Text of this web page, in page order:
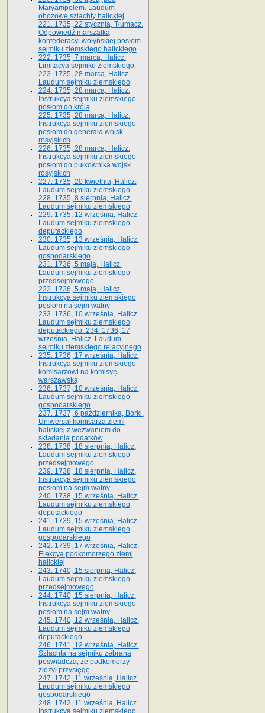
Maryampolem. Laudum
obozowe szlachty halickiej
221. 1735, 22 stycznia, Tłumacz.
Odpowiedź marszałka
konfederacyi wołyńskiej posłom
sejmiku ziemskiego halickiego
222. 1735, 7 marca, Halicz.
Limitacya sejmiku ziemskiego.
223. 1735, 28 marca, Halicz.
Laudum sejmiku ziemskiego
224. 1735, 28 marca, Halicz.
Instrukcya sejmiku ziemskiego
posłom do króla
225. 1735, 28 marca, Halicz.
Instrukcya sejmiku ziemskiego
posłom do generała wojsk
rosyjskich
226. 1735, 28 marca, Halicz.
Instrukcya sejmiku ziemskiego
posłom do pułkownika wojsk
rosyjskich
227. 1735, 20 kwietnia, Halicz.
Laudum sejmiku ziemskiego
228. 1735, 8 sierpnia, Halicz.
Laudum sejmiku ziemskiego
229. 1735, 12 września, Halicz.
Laudum sejmiku ziemskiego
deputackiego
230. 1735, 13 września, Halicz.
Laudum sejmiku ziemskiego
gospodarskiego
231. 1736, 5 maja, Halicz.
Laudum sejmiku ziemskiego
przedsejmowego
232. 1736, 5 maja, Halicz.
Instrukcya sejmiku ziemskiego
posłom na sejm walny
233. 1736, 10 września, Halicz.
Laudum sejmiku ziemskiego
deputackiego. 234. 1736, 17
września, Halicz. Laudum
sejmiku ziemskiego relacyjnego
235. 1736, 17 września, Halicz.
Instrukcya sejmiku ziemskiego
komisarzowi na komisyę
warszawską
236. 1737, 10 września, Halicz.
Laudum sejmiku ziemskiego
gospodarskiego
237. 1737, 6 października, Borki.
Uniwersał komisarza ziemi
halickiej z wezwaniem do
składania podatków
238. 1738, 18 sierpnia, Halicz.
Laudum sejmiku ziemskiego
przedsejmowego
239. 1738, 18 sierpnia, Halicz.
Instrukcya sejmiku ziemskiego
posłom na sejm walny
240. 1738, 15 września, Halicz.
Laudum sejmiku ziemskiego
deputackiego
241. 1739, 15 września, Halicz.
Laudum sejmiku ziemskiego
gospodarskiego
242. 1739, 17 września, Halicz.
Elekcya podkomorzego ziemi
halickiej
243. 1740, 15 sierpnia, Halicz.
Laudum sejmiku ziemskiego
przedsejmowego
244. 1740, 15 sierpnia, Halicz.
Instrukcya sejmiku ziemskiego
posłom na sejm walny
245. 1740, 12 września, Halicz.
Laudum sejmiku ziemskiego
deputackiego
246. 1741, 12 września, Halicz.
Szlachta na sejmiku zebrana
poświadcza, że podkomorzy
złożył przysięgę
247. 1742, 11 września, Halicz.
Laudum sejmiku ziemskiego
gospodarskiego
248. 1742, 11 września, Halicz.
Instrukcya sejmiku ziemskiego